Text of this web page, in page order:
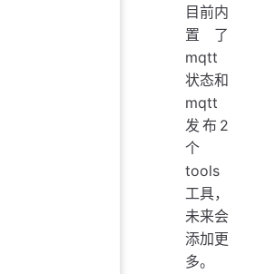
目前内
置了
mqtt
状态和
mqtt
发布2
个
tools
工具，
未来会
添加更
多。